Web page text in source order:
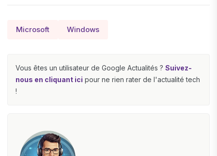
Microsoft Windows
Vous êtes un utilisateur de Google Actualités ? Suivez-
nous en cliquant ici pour ne rien rater de l'actualité tech
!